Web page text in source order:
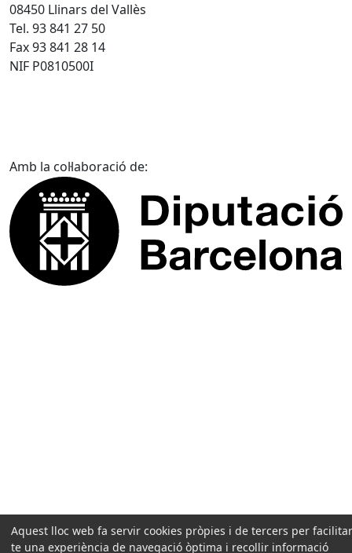
08450 Llinars del Vallès
Tel. 93 841 27 50
Fax 93 841 28 14
NIF P0810500I
Amb la col·laboració de:
Aquest lloc web fa servir cookies pròpies i de tercers per
te una experiència de navegació òptima i recollir informació